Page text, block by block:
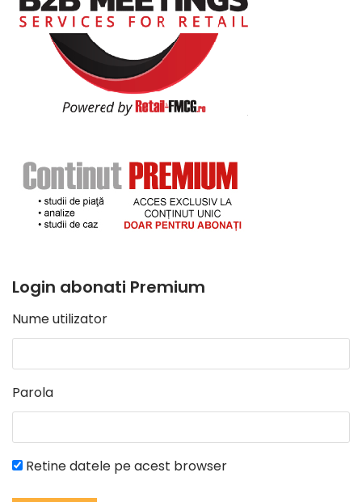
Login abonati Premium
Nume utilizator
Parola
Retine datele pe acest browser